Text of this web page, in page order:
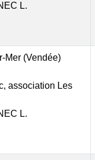
L.
Mer (Vendée)
association Les
L.